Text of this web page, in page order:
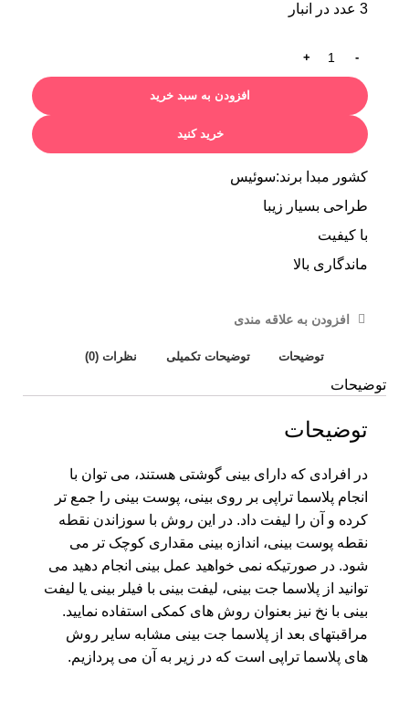
3 عدد در انبار
افزودن به سبد خرید
خرید کنید
کشور مبدا برند:سوئیس
طراحی بسیار زیبا
با کیفیت
ماندگاری بالا
افزودن به علاقه مندی
توضیحات توضیحات تکمیلی نظرات (0)
توضیحات
توضیحات
در افرادی که دارای بینی گوشتی هستند، می توان با
انجام پلاسما تراپی بر روی بینی، پوست بینی را جمع تر
کرده و آن را لیفت داد. در این روش با سوزاندن نقطه
نقطه پوست بینی، اندازه بینی مقداری کوچک تر می
شود. در صورتیکه نمی خواهید عمل بینی انجام دهید می
توانید از پلاسما جت بینی، لیفت بینی با فیلر بینی یا لیفت
بینی با نخ نیز بعنوان روش های کمکی استفاده نمایید.
مراقبتهای بعد از پلاسما جت بینی مشابه سایر روش
های پلاسما تراپی است که در زیر به آن می پردازیم.